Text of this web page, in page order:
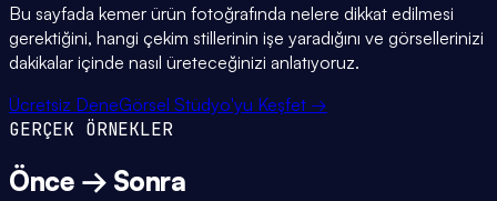
Bu sayfada kemer ürün fotoğrafında nelere dikkat edilmesi
gerektiğini, hangi çekim stillerinin işe yaradığını ve görsellerinizi
dakikalar içinde nasıl üreteceğinizi anlatıyoruz.
Ücretsiz DeneGörsel Stüdyo'yu Keşfet →
GERÇEK ÖRNEKLER
Önce → Sonra